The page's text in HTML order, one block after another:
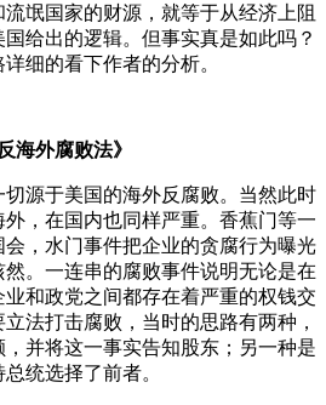
氓国家的财源，就等于从经济上阻
给出的逻辑。但事实真是如此吗？
细的看下作者的分析。
反海外腐败法》
源于美国的海外反腐败。当然此时
，在国内也同样严重。香蕉门等一
，水门事件把企业的贪腐行为曝光
。一连串的腐败事件说明无论是在
和政党之间都存在着严重的权钱交
法打击腐败，当时的思路有两种，
并将这一事实告知股东；另一种是
统选择了前者。